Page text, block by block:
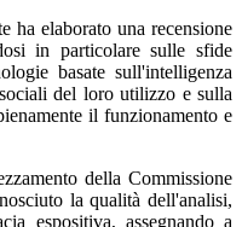
ha elaborato una recensione
in particolare sulle sfide
basate sull'intelligenza
del loro utilizzo e sulla
il funzionamento e
della Commissione
la qualità dell'analisi,
espositiva, assegnando a